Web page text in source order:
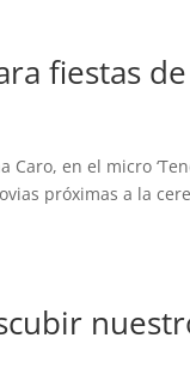
fiestas
en el micro
próximas a la